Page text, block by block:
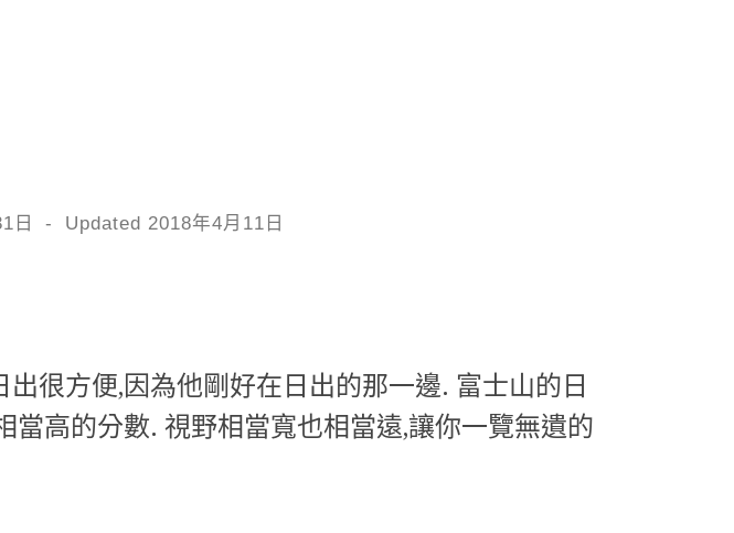
日 - Updated 2018年4月11日
很方便,因為他剛好在日出的那一邊. 富士山的日
當高的分數. 視野相當寬也相當遠,讓你一覽無遺的